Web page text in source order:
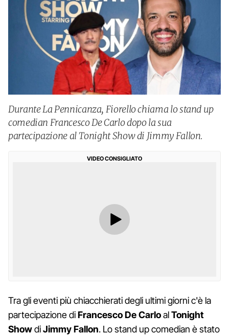
Durante La Pennicanza, Fiorello chiama lo stand up
comedian Francesco De Carlo dopo la sua
partecipazione al Tonight Show di Jimmy Fallon.
VIDEO CONSIGLIATO
Tra gli eventi più chiacchierati degli ultimi giorni c'è la
partecipazione diFrancesco De CarloalTonight
ShowdiJimmy Fallon. Lo stand up comedian è stato